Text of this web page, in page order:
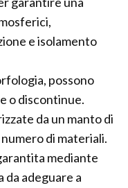
e isolamento
possono
o discontinue.
da un manto di
di materiali.
mediante
da adeguare a